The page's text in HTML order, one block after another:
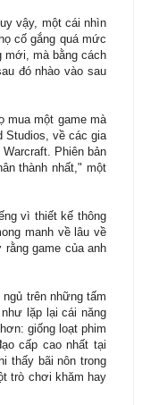
vậy, một cái nhìn
cố gắng quá mức
mới, mà bằng cách
đó nhào vào sau
mua một game mà
Studios, về các gia
Phiên bản
thành nhất," một
vì thiết kế thông
manh về lâu về
game của anh
trên những tấm
lặp lại cái năng
giống loạt phim
cấp cao nhất tại
thấy bãi nôn trong
trò chơi khăm hay